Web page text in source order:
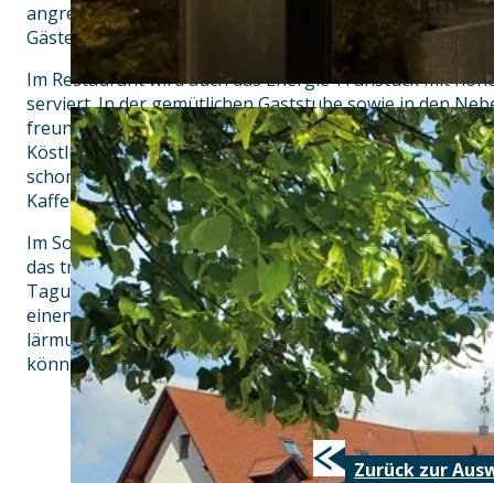
angrenzende Terrasse lädt zum Verweilen ein und
Gäste mit einem Aperitiv zu empfangen.
Im Restaurant wird auch das Energie-Frühstück mit
serviert. In der gemütlichen Gaststube sowie in den
freundlichen Mitarbeiter die Gäste mittags und abends
Köstlichkeiten. Dabei wird seit jeher großen Wert auf
schonende Zubereitung der Speisen gelegt.
Kaffeespezialitäten sowie edle Obstbrände runden das
Im Souterrain des Hauses finden Sie die gemütliche
das traditionelle Brautverziehen eignet sowie vier
Tagungsräume, die durch die großen Fenster mit viel
einen schönen Blick ins Grüne bieten. Natürlich sind alle
lärmundurchlässige Schiebetüren individuell auf bis zu
können, mit der neuesten Tagungstechnik ausgestattet.
Zurück zur